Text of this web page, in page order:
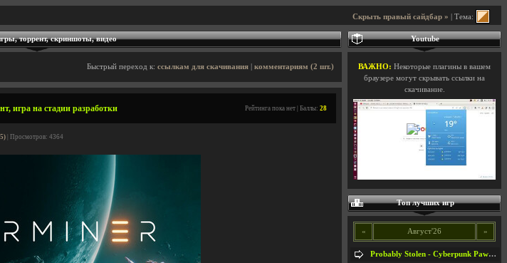
Скрыть правый сайдбар » | Тема:
торрент, скриншоты, видео
Быстрый переход к: ссылкам для скачивания комментариям (2 шт.)
игра на стадии разработки Рейтинга пока нет | Баллы: 28
| Просмотров: 4364
Youtube
ВАЖНО: Некоторые плагины в вашем
браузере могут скрывать ссылки на
скачивание.
Топ лучших игр
« Август'26 »
Probably Stolen - Cyberpunk Pawnshop Simulator v048c [Playtest]